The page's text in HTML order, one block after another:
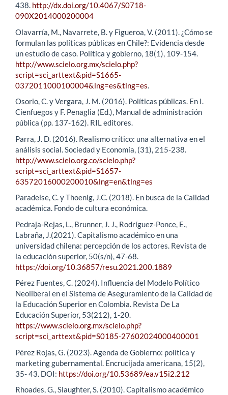
438. http://dx.doi.org/10.4067/S0718-
090X2014000200004
Olavarría, M., Navarrete, B. y Figueroa, V. (2011). ¿Cómo se
formulan las políticas públicas en Chile?: Evidencia desde
un estudio de caso. Política y gobierno, 18(1), 109-154.
http://www.scielo.org.mx/scielo.php?
script=sci_arttext&pid=S1665-
0372011000100004&lng=es&tlng=es.
Osorio, C. y Vergara, J. M. (2016). Políticas públicas. En I.
Cienfuegos y F. Penaglia (Ed.), Manual de administración
pública (pp. 137-162). RIL editores.
Parra, J. D. (2016). Realismo crítico: una alternativa en el
análisis social. Sociedad y Economía, (31), 215-238.
http://www.scielo.org.co/scielo.php?
script=sci_arttext&pid=S1657-
63572016000200010&lng=en&tlng=es
Paradeise, C. y Thoenig, J.C. (2018). En busca de la Calidad
académica. Fondo de cultura económica.
Pedraja-Rejas, L., Brunner, J. J., Rodríguez-Ponce, E.,
Labraña, J.(2021). Capitalismo académico en una
universidad chilena: percepción de los actores. Revista de
la educación superior, 50(s/n), 47-68.
https://doi.org/10.36857/resu.2021.200.1889
Pérez Fuentes, C. (2024). Influencia del Modelo Político
Neoliberal en el Sistema de Aseguramiento de la Calidad de
la Educación Superior en Colombia. Revista De La
Educación Superior, 53(212), 1-20.
https://www.scielo.org.mx/scielo.php?
script=sci_arttext&pid=S0185-27602024000400001
Pérez Rojas, G. (2023). Agenda de Gobierno: política y
marketing gubernamental. Encrucijada americana, 15(2),
35- 43. DOI: https://doi.org/10.53689/ea.v15i2.212
Rhoades, G., Slaughter, S. (2010). Capitalismo académico